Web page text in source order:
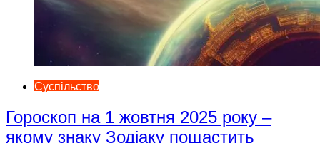
Суспільство
Гороскоп на 1 жовтня 2025 року –
якому знаку Зодіаку пощастить